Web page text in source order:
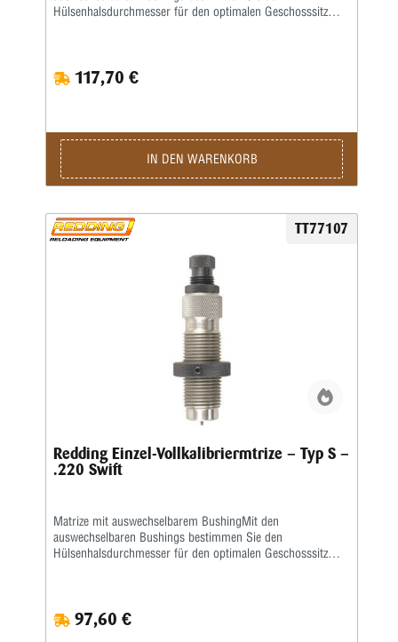
Hülsenhalsdurchmesser für den optimalen Geschosssitz
Body Die- Standard-SetzmatrizeDie Bushings sind nicht im
Satz enthalten, bitte extra ordern.
117,70 €
IN DEN WARENKORB
TT77107
Redding Einzel-Vollkalibriermtrize – Typ S –
.220 Swift
Matrize mit auswechselbarem BushingMit den
auswechselbaren Bushings bestimmen Sie den
Hülsenhalsdurchmesser für den optimalen Geschosssitz
Body Die- Standard-SetzmatrizeDie Bushings sind nicht im
Satz enthalten, bitte extra ordern.
97,60 €